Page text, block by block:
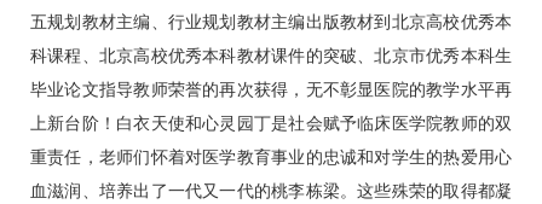
五规划教材主编、行业规划教材主编出版教材到北京高校优秀本
科课程、北京高校优秀本科教材课件的突破、北京市优秀本科生
毕业论文指导教师荣誉的再次获得，无不彰显医院的教学水平再
上新台阶！白衣天使和心灵园丁是社会赋予临床医学院教师的双
重责任，老师们怀着对医学教育事业的忠诚和对学生的热爱用心
血滋润、培养出了一代又一代的桃李栋梁。这些殊荣的取得都凝